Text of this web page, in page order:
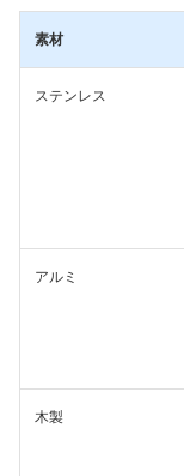
素材
ステンレス
アルミ
木製